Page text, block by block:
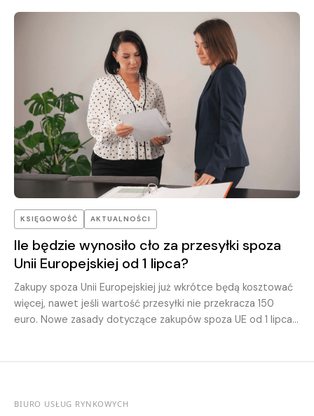
się „od zera”. Tak nie jest.
KSIĘGOWOŚĆ AKTUALNOŚCI
Ile będzie wynosiło cło za przesyłki spoza
Unii Europejskiej od 1 lipca?
Zakupy spoza Unii Europejskiej już wkrótce będą kosztować
więcej, nawet jeśli wartość przesyłki nie przekracza 150
euro. Nowe zasady dotyczące zakupów spoza UE od 1 lipca
BIURO USŁUG RYNKOWYCH